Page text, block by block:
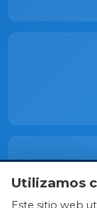
Utilizamos